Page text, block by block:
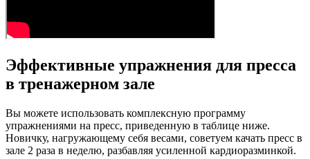
Эффективные упражнения для пресса
в тренажерном зале
Вы можете использовать комплексную программу
упражнениями на пресс, приведенную в таблице ниже.
Новичку, нагружающему себя весами, советуем качать пресс в
зале 2 раза в неделю, разбавляя усиленной кардиоразминкой.